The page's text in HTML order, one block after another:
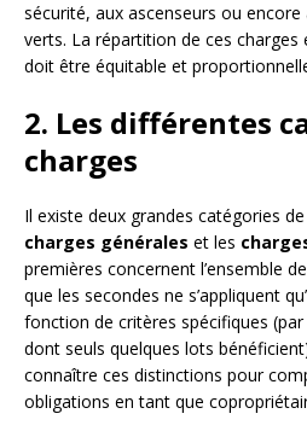
sécurité, aux ascenseurs ou encore
verts. La répartition de ces
doit être équitable et
2. Les différentes
charges
Il existe deux grandes catégories
charges générales et les
premières concernent l’ensemble
que les secondes ne s’appliquent
fonction de critères spécifiques
dont seuls quelques lots
connaître ces distinctions pour
obligations en tant que